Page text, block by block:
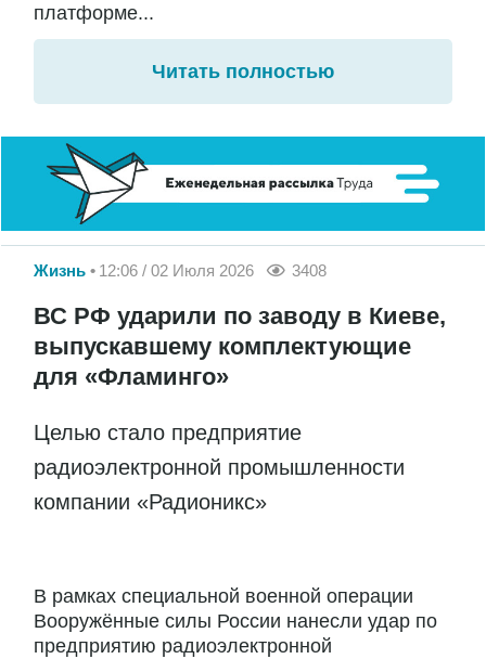
платформе...
Читать полностью
Жизнь 12:06 / 02 Июля 2026 3408
ВС РФ ударили по заводу в Киеве,
выпускавшему комплектующие
для «Фламинго»
Целью стало предприятие
радиоэлектронной промышленности
компании «Радионикс»
В рамках специальной военной операции
Вооружённые силы России нанесли удар по
предприятию радиоэлектронной